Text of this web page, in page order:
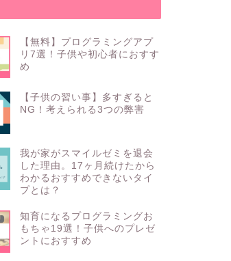
【無料】プログラミングアプ
リ7選！子供や初心者におすす
め
【子供の習い事】多すぎると
NG！考えられる3つの弊害
我が家がスマイルゼミを退会
した理由。17ヶ月続けたから
わかるおすすめできないタイ
プとは？
知育になるプログラミングお
もちゃ19選！子供へのプレゼ
ントにおすすめ